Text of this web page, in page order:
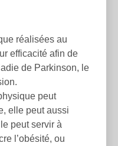
réalisées au
efficacité afin de
de Parkinson, le
peut
elle peut aussi
peut servir à
l’obésité, ou